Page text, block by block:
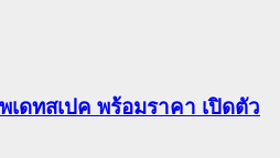
เดทสเปค พร้อมราคา เปิดตัว